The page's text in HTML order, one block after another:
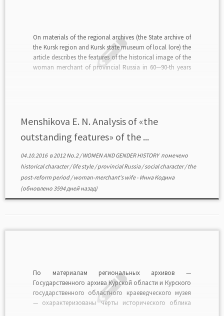
On materials of the regional archives (the State archive of
the Kursk region and Kursk state museum of local lore) the
article describes the features of the historical image of the
woman merchant of provincial Russia in 60—90-th years
Menshikova E. N. Analysis of «the
outstanding features» of the ...
04.10.2016в2012 No.2/WOMEN AND GENDER HISTORYпомечено
historical character/life style/provincial Russia/social character/the
post-reform period/woman-merchant's wife- Инна Кодина
(обновлено 3594 дней назад)
По материалам региональных архивов —
Государственного архива Курской области и Курского
государственного областного краеведческого музея
— охарактеризованы черты исторического облика